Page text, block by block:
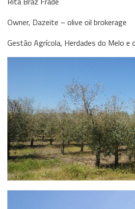
Owner, Dazeite – olive oil brokerage
Gestão Agrícola, Herdades do Melo e